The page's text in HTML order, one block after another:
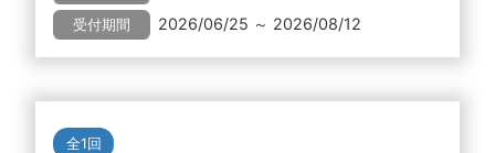
受付期間 2026/06/25 ～ 2026/08/12
全1回